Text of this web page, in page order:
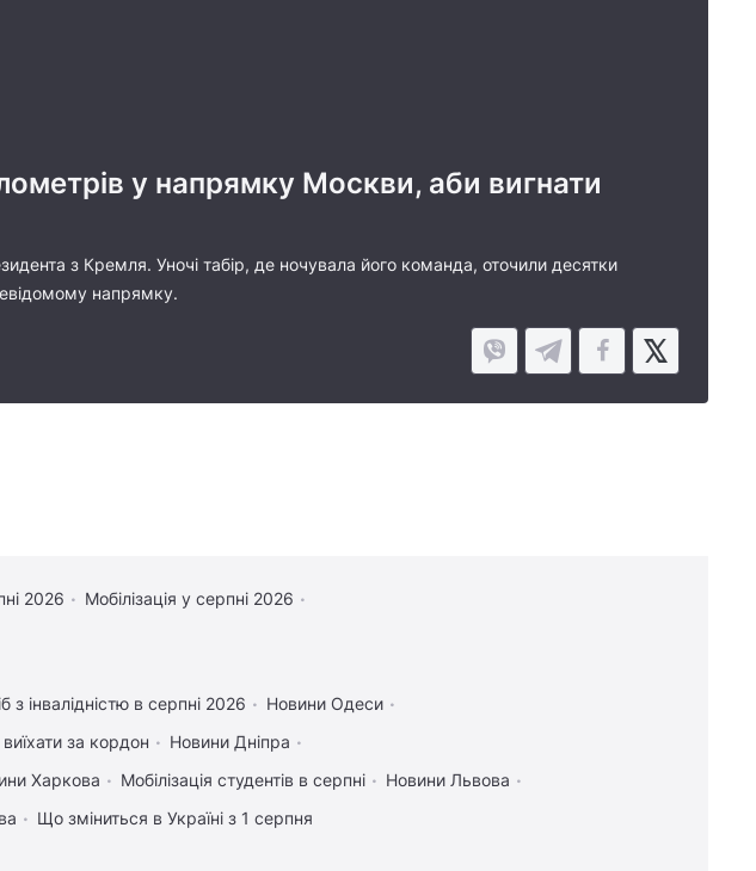
у напрямку Москви, аби вигнати
з Кремля. Уночі табір, де ночувала його команда, оточили десятки
напрямку.
2026
Мобілізація у серпні 2026
з інвалідністю в серпні 2026
Новини Одеси
за кордон
Новини Дніпра
Харкова Мобілізація студентів в серпні
Новини Львова
Що зміниться в Україні з 1 серпня